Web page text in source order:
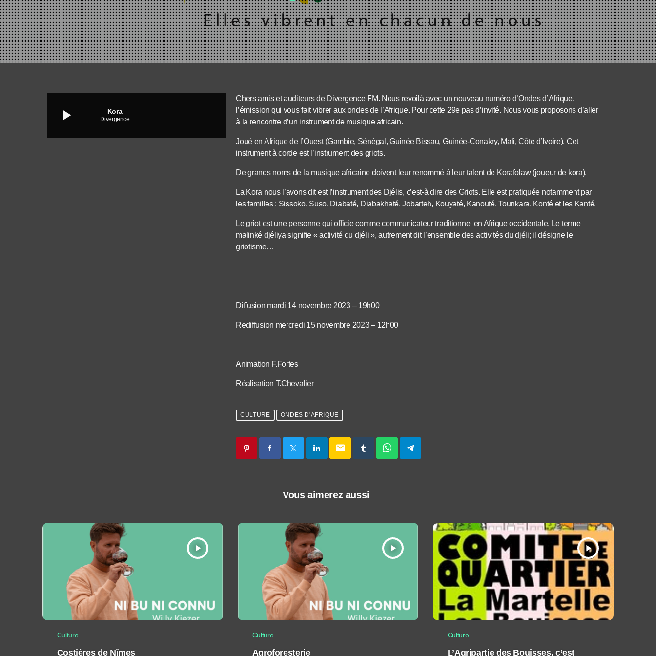
play_arrow Kora
Divergence
Chers amis et auditeurs de Divergence FM. Nous revoilà avec un nouveau numéro d’Ondes d’Afrique,
l’émission qui vous fait vibrer aux ondes de l’Afrique. Pour cette 29e pas d’invité. Nous vous proposons d’aller
à la rencontre d’un instrument de musique africain.
Joué en Afrique de l’Ouest (Gambie, Sénégal, Guinée Bissau, Guinée-Conakry, Mali, Côte d’Ivoire). Cet
instrument à corde est l’instrument des griots.
De grands noms de la musique africaine doivent leur renommé à leur talent de Korafolaw (joueur de kora).
La Kora nous l’avons dit est l’instrument des Djélis, c’est-à dire des Griots. Elle est pratiquée notamment par
les familles : Sissoko, Suso, Diabaté, Diabakhaté, Jobarteh, Kouyaté, Kanouté, Tounkara, Konté et les Kanté.
Le griot est une personne qui officie comme communicateur traditionnel en Afrique occidentale. Le terme
malinké djéliya signifie « activité du djéli », autrement dit l’ensemble des activités du djéli; il désigne le
griotisme…
Diffusion mardi 14 novembre 2023 – 19h00
Rediffusion mercredi 15 novembre 2023 – 12h00
Animation F.Fortes
Réalisation T.Chevalier
CULTURE ONDES D'AFRIQUE
email
Vous aimerez aussi
play_arrow
Culture
Costières de Nîmes
play_arrow
Culture
Agroforesterie
play_arrow
Culture
L’Agripartie des Bouisses, c’est